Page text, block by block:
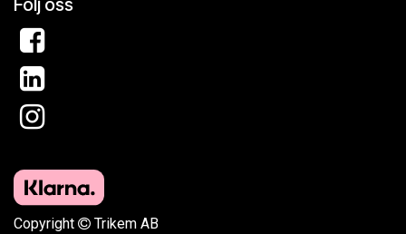
Copyright Trikem AB